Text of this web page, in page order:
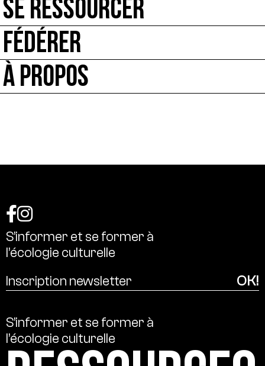
SE RESSOURCER
FÉDÉRER
À PROPOS
S’informer et se former à
l’écologie culturelle
S’informer et se former à
l’écologie culturelle